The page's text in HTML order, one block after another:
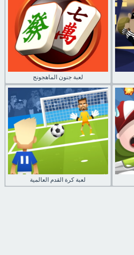
لعبة جنون الماهجونج
لعبة كرة القدم العالمية